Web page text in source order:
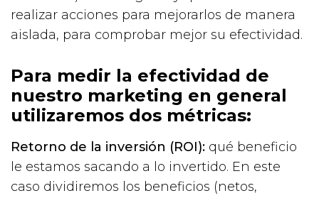
realizar acciones para mejorarlos de manera
aislada, para comprobar mejor su efectividad.
Para medir la efectividad de
nuestro marketing en general
utilizaremos dos métricas:
Retorno de la inversión (ROI): qué beneficio
le estamos sacando a lo invertido. En este
caso dividiremos los beneficios (netos,